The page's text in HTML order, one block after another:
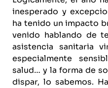
inesperado y
ha tenido un impacto
venido hablando de
asistencia sanitaria
especialmente
salud… y la forma de
dispar, lo sabemos.